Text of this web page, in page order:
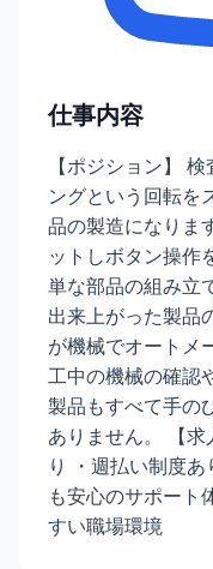
仕事内容
【ポジション】
ングという回転を
品の製造になりま
ットしボタン操作
単な部品の組み立
出来上がった製品
が機械でオートメ
工中の機械の確認
製品もすべて手の
ありません。 【
り ・週払い制度
も安心のサポート
すい職場環境